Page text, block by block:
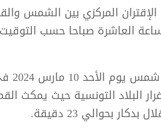
10 مارس مع الإقتران المركزي بين
العاشرة صباحا حسب
بحوالي 23 دقيقة.